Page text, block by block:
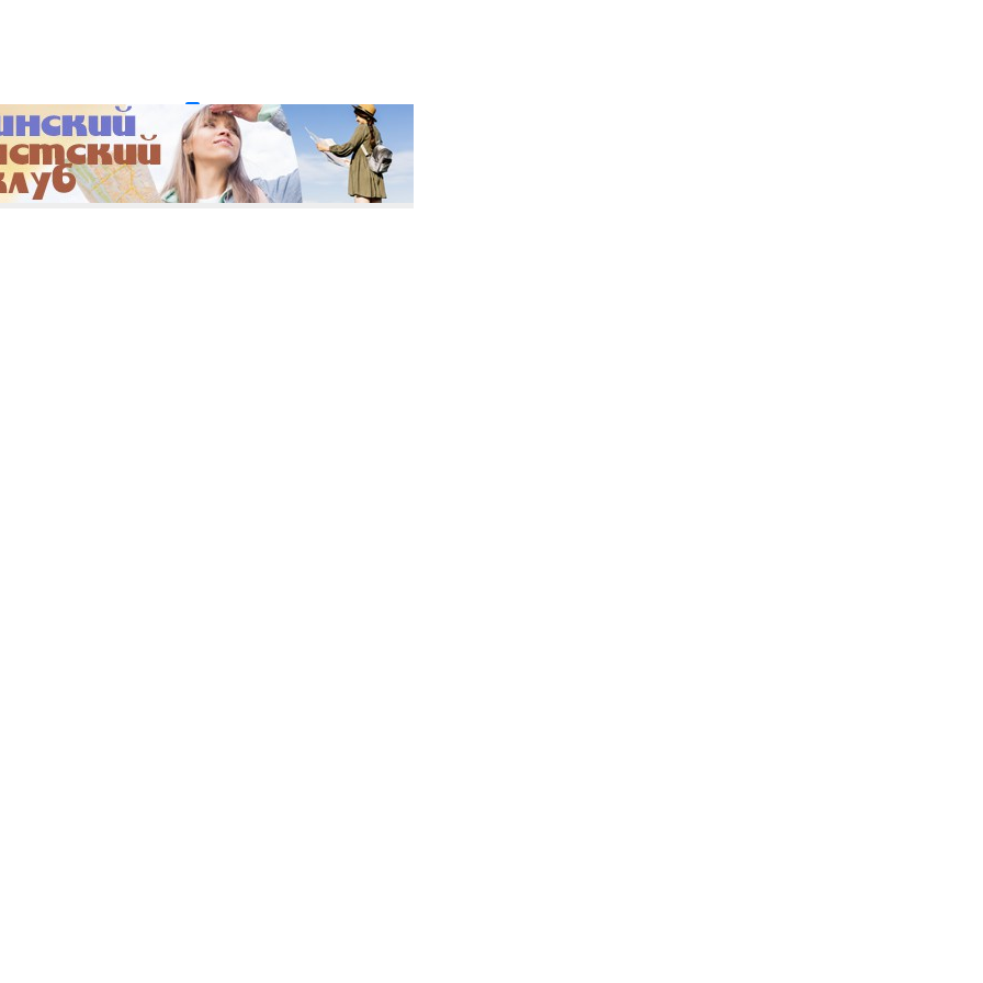
пароль? Регистрация